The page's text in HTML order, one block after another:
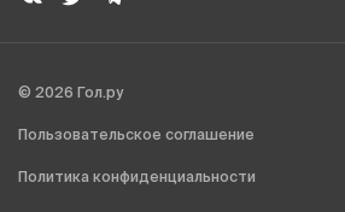
© 2026 Гол.ру
Пользовательское соглашение
Политика конфиденциальности